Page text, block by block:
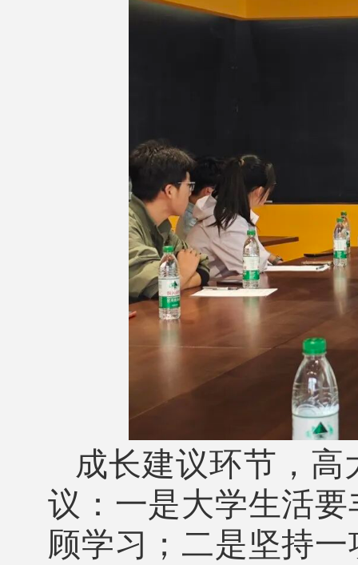
成长建议环节，
议：一是大学生活
顾学习；二是坚持